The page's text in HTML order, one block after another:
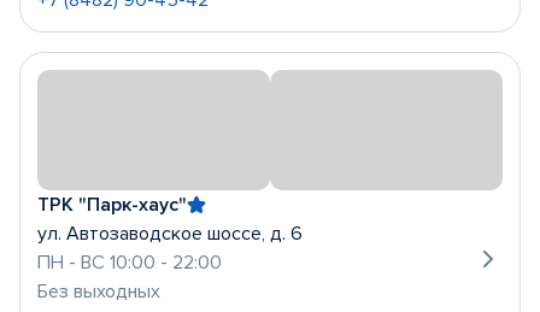
ТРК "Парк-хаус"
ул. Автозаводское шоссе, д. 6
ПН - ВС 10:00 - 22:00
Без выходных